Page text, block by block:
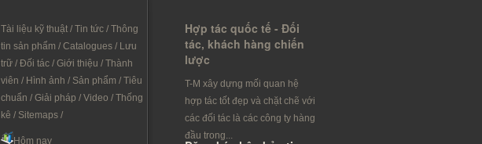
Tài liệu kỹ thuật / Tin tức / Thông
tin sản phẩm / Catalogues / Lưu
trữ / Đối tác / Giới thiệu / Thành
viên / Hình ảnh / Sản phẩm / Tiêu
chuẩn / Giải pháp / Video / Thống
kê / Sitemaps /
Hôm nay
Hợp tác quốc tế - Đối
tác, khách hàng chiến
lược
T-M xây dựng mối quan hệ
hợp tác tốt đẹp và chặt chẽ với
các đối tác là các công ty hàng
đầu trong...